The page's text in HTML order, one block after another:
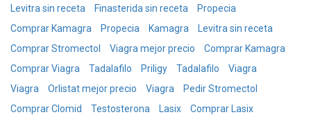
Levitra sin receta
Finasterida sin receta
Propecia
Comprar Kamagra
Propecia Kamagra
Levitra sin receta
Comprar Stromectol
Viagra mejor precio
Comprar Kamagra
Comprar Viagra
Tadalafilo Priligy Tadalafilo
Viagra
Viagra
Orlistat mejor precio Viagra
Pedir Stromectol
Comprar Clomid
Testosterona Lasix
Comprar Lasix